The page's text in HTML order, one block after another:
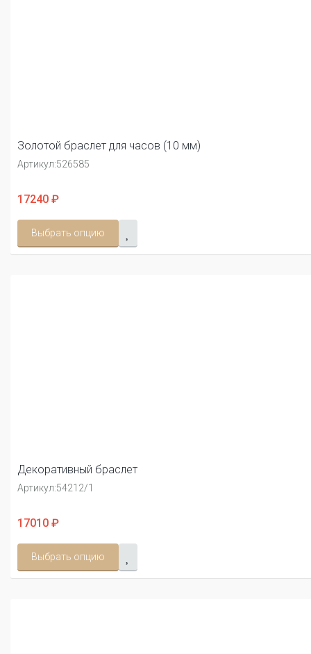
Золотой браслет для часов (10 мм)
Артикул:526585
17240 ₽
Выбрать опцию
Декоративный браслет
Артикул:54212/1
17010 ₽
Выбрать опцию